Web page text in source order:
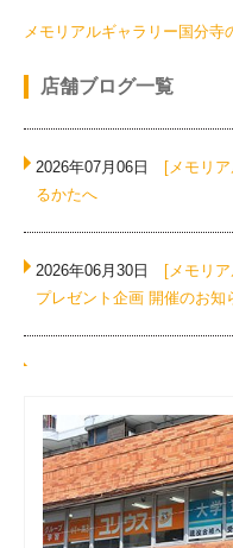
メモリアルギャラリー国分寺
店舗ブログ一覧
2026年07月06日 [メモリ
るかたへ
2026年06月30日 [メモリ
プレゼント企画 開催のお知
2026年06月03日 [メモリ
じですか？